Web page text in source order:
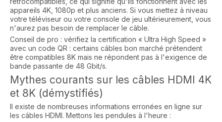
appareils 4K, 1080p et plus anciens. Si vous mettez à niveau
votre téléviseur ou votre console de jeu ultérieurement, vous
n'aurez pas besoin de remplacer le câble.
Conseil de pro : vérifiez la certification « Ultra High Speed »
avec un code QR : certains câbles bon marché prétendent
être compatibles 8K mais ne répondent pas à l'exigence de
bande passante de 48 Gbit/s.
Mythes courants sur les câbles HDMI 4K
et 8K (démystifiés)
Il existe de nombreuses informations erronées en ligne sur
les câbles HDMI. Mettons les pendules à l'heure :